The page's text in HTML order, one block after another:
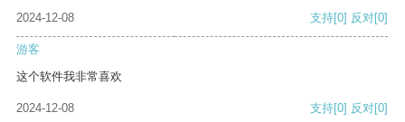
2024-12-08
支持[0] 反对[0]
游客
这个软件我非常喜欢
2024-12-08 支持[0] 反对[0]